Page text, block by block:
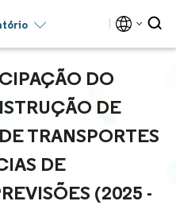
DO
DE
TRANSPORTES
DE
(2025 -